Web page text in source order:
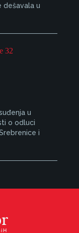
dešavala u
u
o odluci
i